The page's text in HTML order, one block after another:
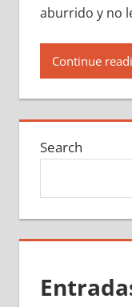
aburrido y no
Continue
Search